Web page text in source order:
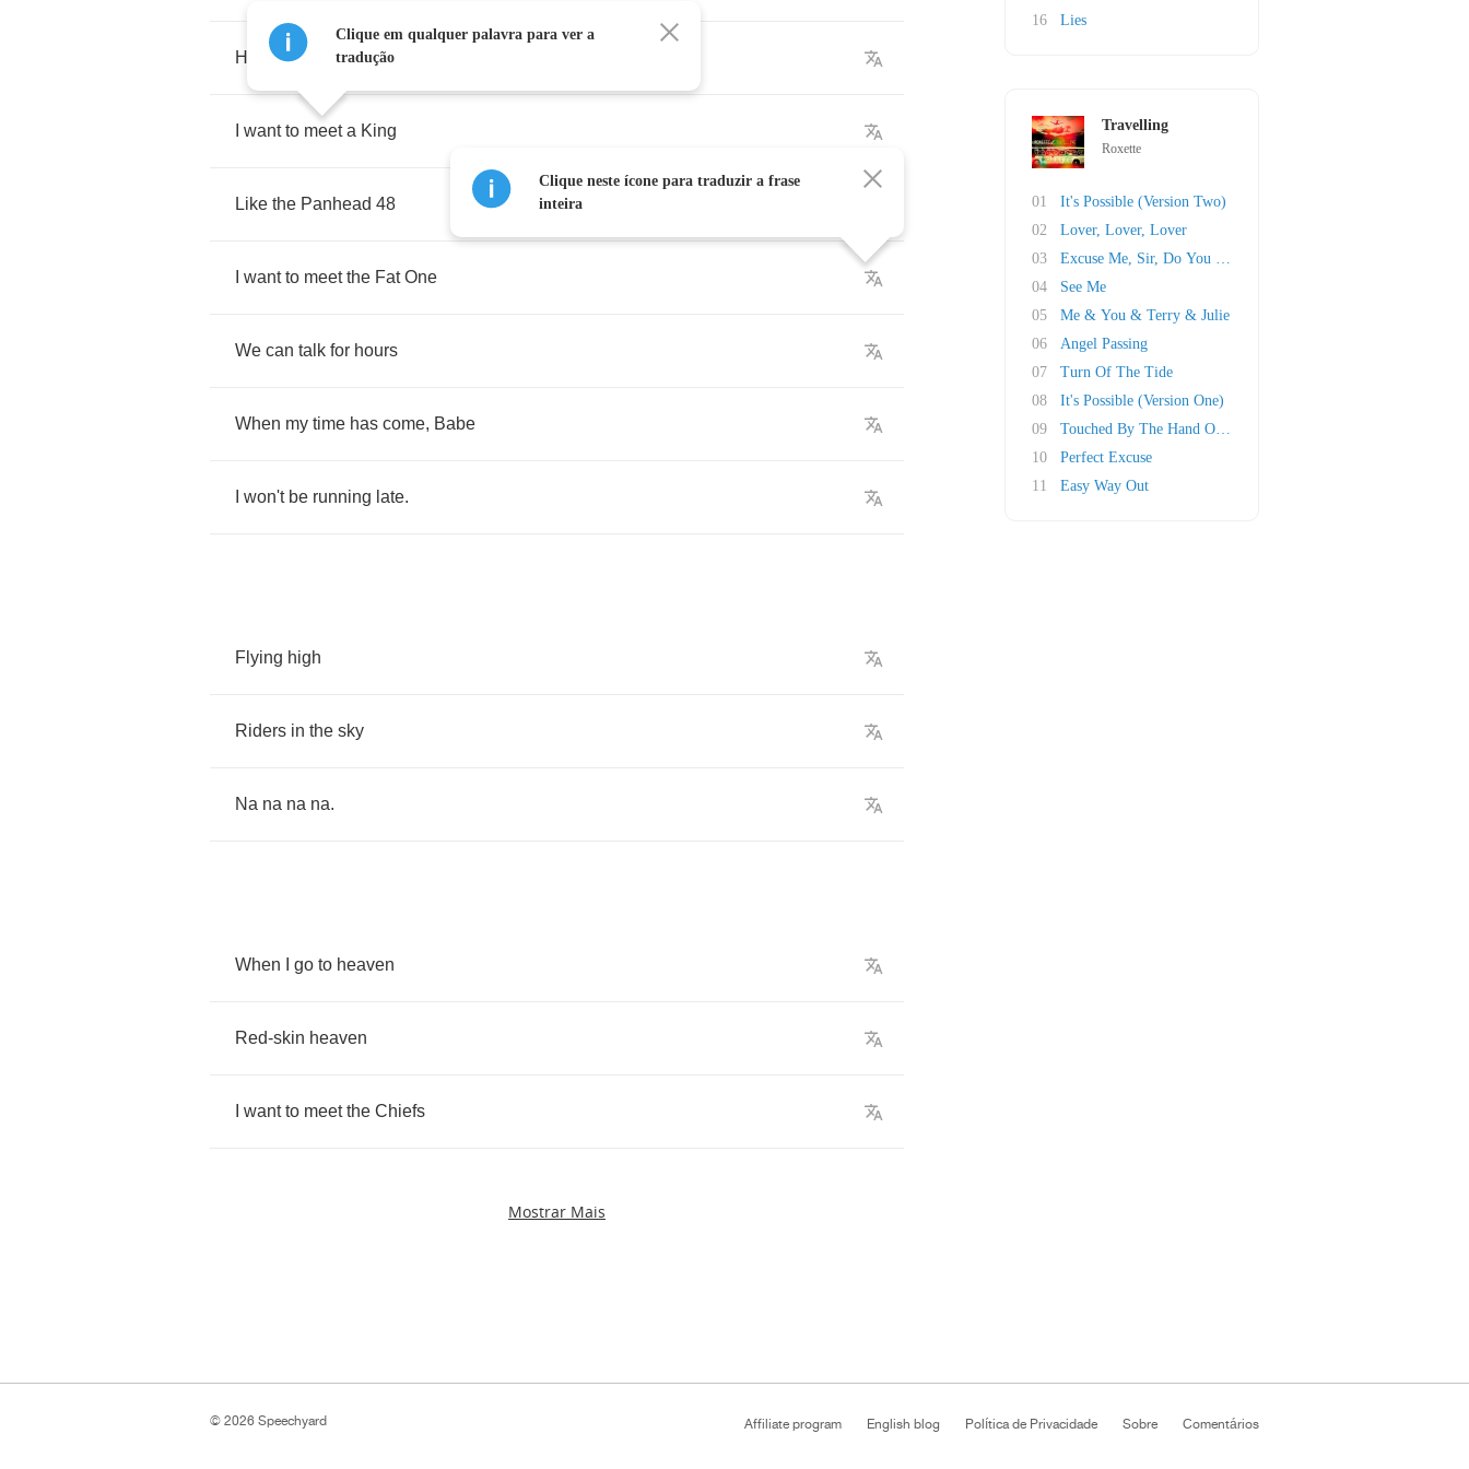
Harley Harley heaven
want to meet a King
Like the Panhead 48
want to meet the Fat One
We can talk for hours
When my time has come, Babe
won't be running late.
Flying high
Riders in the sky
Na na na na.
When go to heaven
Red-skin heaven
want to meet the Chiefs
Mostrar Mais
Clique em qualquer palavra para ver a
tradução
Clique neste ícone para traduzir a frase
inteira
16
Lies
Travelling
Roxette
01
It's Possible (Version Two)
02
Lover, Lover, Lover
03
Excuse Me, Sir, Do You Want Me To Check On Yo..
04
See Me
05
Me & You & Terry & Julie
06
Angel Passing
07
Turn Of The Tide
08
It's Possible (Version One)
09
Touched By The Hand Of God
10
Perfect Excuse
11
Easy Way Out
Affiliate program English blog Política de Privacidade Sobre Comentários
© 2026 Speechyard